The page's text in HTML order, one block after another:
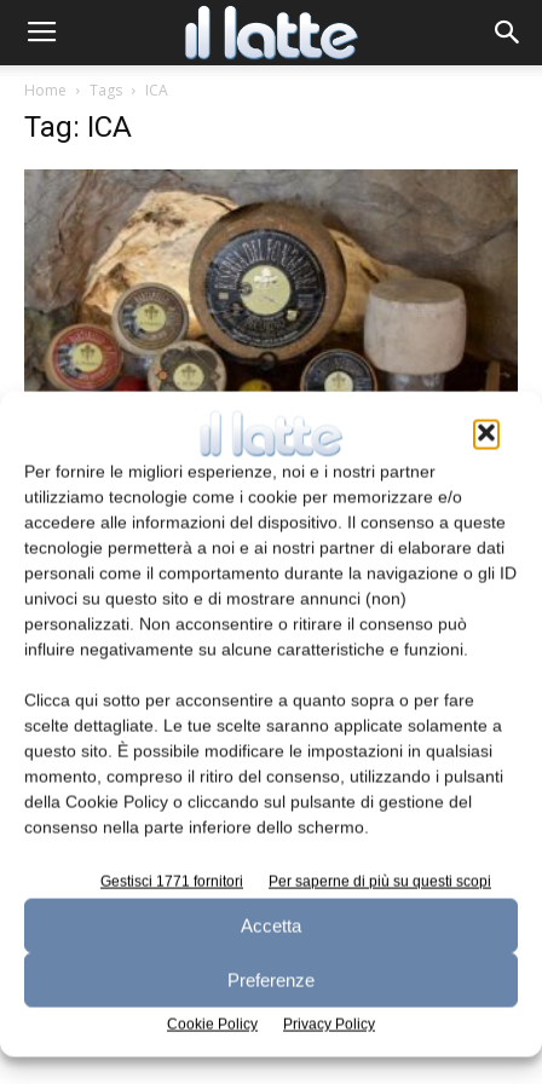
Per fornire le migliori esperienze, noi e i nostri partner
utilizziamo tecnologie come i cookie per memorizzare e/o
accedere alle informazioni del dispositivo. Il consenso a queste
tecnologie permetterà a noi e ai nostri partner di elaborare dati
personali come il comportamento durante la navigazione o gli ID
univoci su questo sito e di mostrare annunci (non)
personalizzati. Non acconsentire o ritirare il consenso può
influire negativamente su alcune caratteristiche e funzioni.
Clicca qui sotto per acconsentire a quanto sopra o per fare
scelte dettagliate. Le tue scelte saranno applicate solamente a
questo sito. È possibile modificare le impostazioni in qualsiasi
momento, compreso il ritiro del consenso, utilizzando i pulsanti
della Cookie Policy o cliccando sul pulsante di gestione del
consenso nella parte inferiore dello schermo.
Gestisci 1771 fornitori Per saperne di più su questi scopi
Accetta
Preferenze
Cookie Policy Privacy Policy
Home Tags ICA
Tag: ICA
Premi ICA per il caseificio “Il Fiorino”
redazione 29 Luglio 2017
Leggi la rivista
n.6 - Giugno 2026 n.5 - Maggio 2026
Edicola Web